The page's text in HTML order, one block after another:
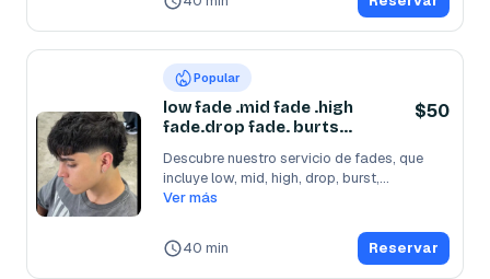
Popular
low fade .mid fade .high
fade.drop fade. burts
shadow fade. temple
fade.
$50
Descubre nuestro servicio de fades, que
incluye low, mid, high, drop, burst,...
Ver más
40 min Reservar